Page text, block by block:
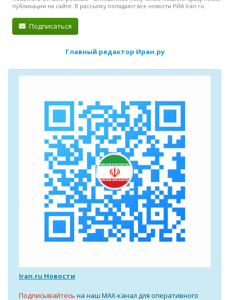
публикации на сайте. В рассылку попадают все новости РИА Iran.ru.
Подписаться
Главный редактор Иран.ру
Iran.ru Новости
Подписывайтесь на наш MAX-канал для оперативного